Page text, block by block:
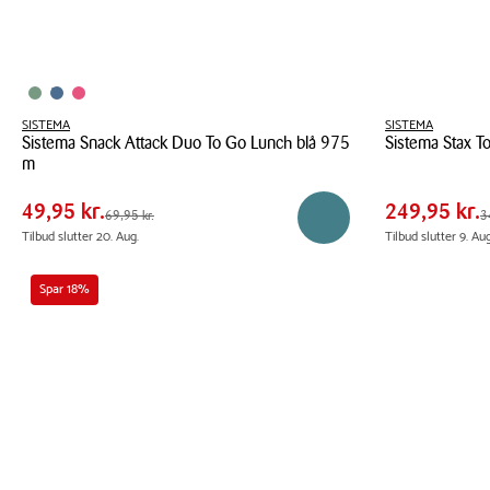
SISTEMA
Sistema Snack Attack Duo To Go Lunch blå 975
m
Sistema
Snack
Duo
To
Pris
tabel
Pris
49,95 kr.
Førpris 69,95 kr.
49,95 kr.69,95 kr.
Tilbud slutter 20. Aug.
Læg i kurv
SISTEMA
Sistema Stax
Stax
To
Pris
Pris
Førpris
249,95 kr.
Tilbud slutter 9.
Spar 18%